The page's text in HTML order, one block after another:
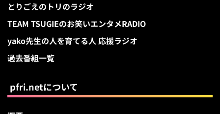
とりごえのトリのラジオ
TEAM TSUGIEのお笑いエンタメRADIO
yako先生の人を育てる人 応援ラジオ
過去番組一覧
pfri.netについて